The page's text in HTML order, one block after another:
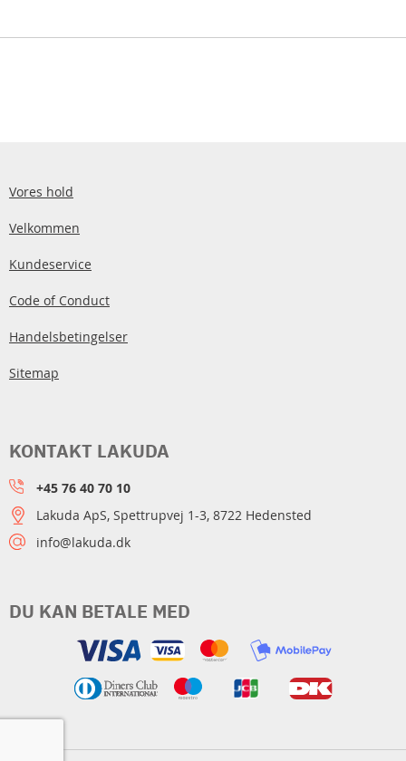
Vores hold
Velkommen
Kundeservice
Code of Conduct
Handelsbetingelser
Sitemap
DU KAN BETALE MED
KONTAKT LAKUDA
+45 76 40 70 10
Lakuda ApS, Spettrupvej 1-3, 8722 Hedensted
info@lakuda.dk